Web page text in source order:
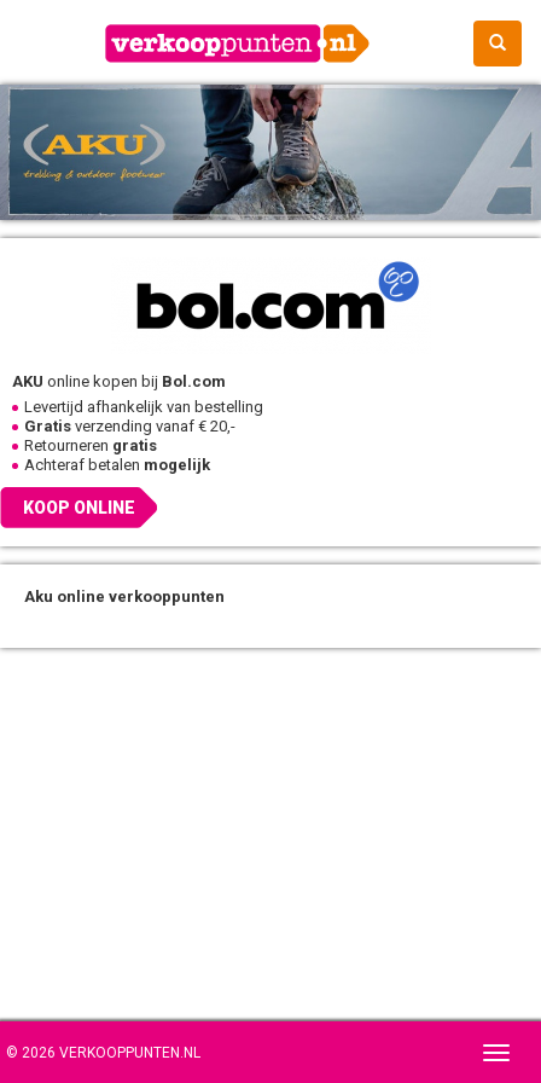
AKU online kopen bij Bol.com
Levertijd afhankelijk van bestelling
Gratis verzending vanaf € 20,-
Retourneren gratis
Achteraf betalen mogelijk
KOOP ONLINE
Aku online verkooppunten
© 2026 VERKOOPPUNTEN.NL